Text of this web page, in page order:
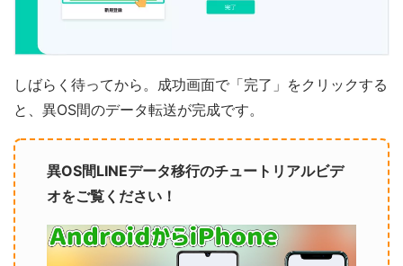
しばらく待ってから。成功画面で「完了」をクリックする
と、異OS間のデータ転送が完成です。
異OS間LINEデータ移行のチュートリアルビデ
オをご覧ください！